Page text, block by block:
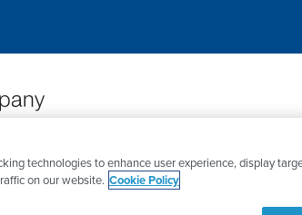
technologies to enhance user experience, display
on our website. Cookie Policy